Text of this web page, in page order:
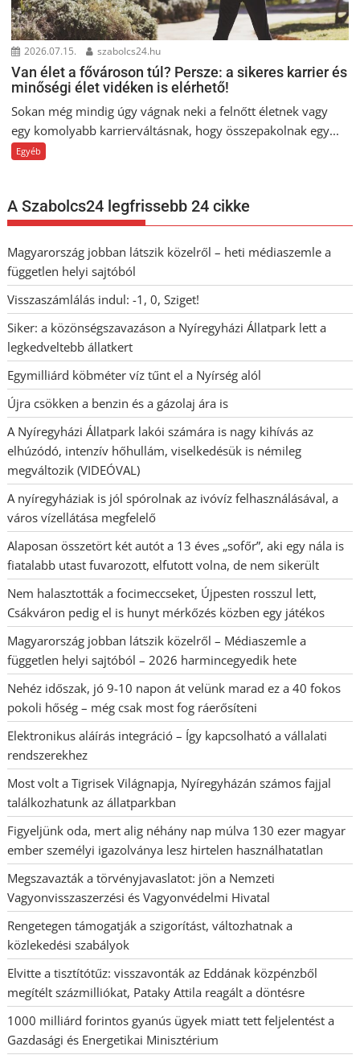
2026.07.15. szabolcs24.hu
Van élet a fővároson túl? Persze: a sikeres karrier és
minőségi élet vidéken is elérhető!
Sokan még mindig úgy vágnak neki a felnőtt életnek vagy
egy komolyabb karrierváltásnak, hogy összepakolnak egy...
Egyéb
A Szabolcs24 legfrissebb 24 cikke
Magyarország jobban látszik közelről – heti médiaszemle a
független helyi sajtóból
Visszaszámlálás indul: -1, 0, Sziget!
Siker: a közönségszavazáson a Nyíregyházi Állatpark lett a
legkedveltebb állatkert
Egymilliárd köbméter víz tűnt el a Nyírség alól
Újra csökken a benzin és a gázolaj ára is
A Nyíregyházi Állatpark lakói számára is nagy kihívás az
elhúzódó, intenzív hőhullám, viselkedésük is némileg
megváltozik (VIDEÓVAL)
A nyíregyháziak is jól spórolnak az ivóvíz felhasználásával, a
város vízellátása megfelelő
Alaposan összetört két autót a 13 éves „sofőr”, aki egy nála is
fiatalabb utast fuvarozott, elfutott volna, de nem sikerült
Nem halasztották a focimeccseket, Újpesten rosszul lett,
Csákváron pedig el is hunyt mérkőzés közben egy játékos
Magyarország jobban látszik közelről – Médiaszemle a
független helyi sajtóból – 2026 harmincegyedik hete
Nehéz időszak, jó 9-10 napon át velünk marad ez a 40 fokos
pokoli hőség – még csak most fog ráerősíteni
Elektronikus aláírás integráció – Így kapcsolható a vállalati
rendszerekhez
Most volt a Tigrisek Világnapja, Nyíregyházán számos fajjal
találkozhatunk az állatparkban
Figyeljünk oda, mert alig néhány nap múlva 130 ezer magyar
ember személyi igazolványa lesz hirtelen használhatatlan
Megszavazták a törvényjavaslatot: jön a Nemzeti
Vagyonvisszaszerzési és Vagyonvédelmi Hivatal
Rengetegen támogatják a szigorítást, változhatnak a
közlekedési szabályok
Elvitte a tisztítótűz: visszavonták az Eddának közpénzből
megítélt százmilliókat, Pataky Attila reagált a döntésre
1000 milliárd forintos gyanús ügyek miatt tett feljelentést a
Gazdasági és Energetikai Minisztérium